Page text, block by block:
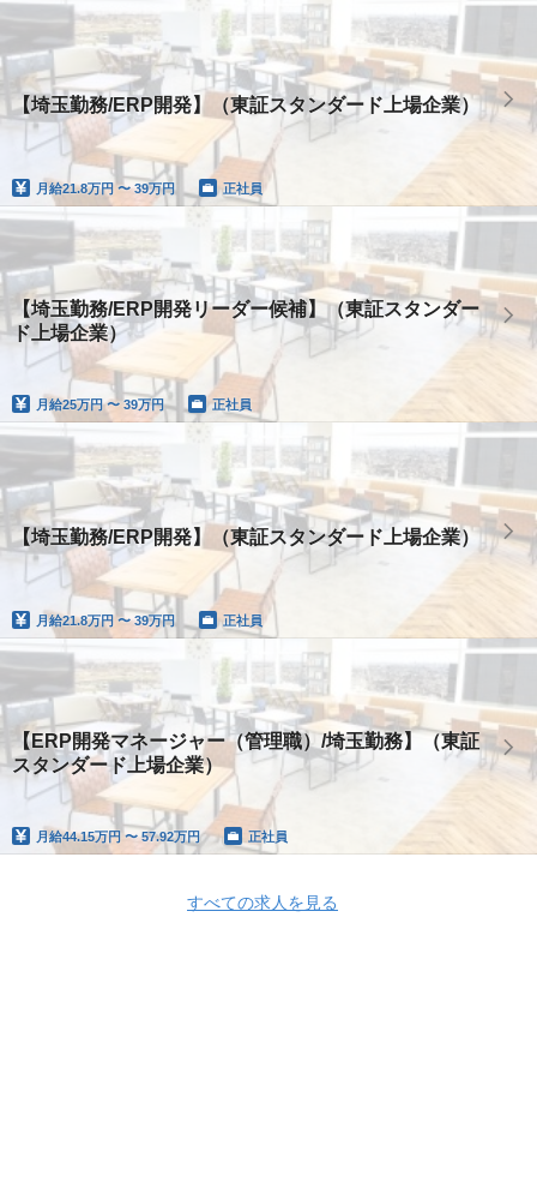
【埼玉勤務/ERP開発】（東証スタンダード上場企業）
月給21.8万円 〜 39万円 正社員
【埼玉勤務/ERP開発リーダー候補】（東証スタンダー
ド上場企業）
月給25万円 〜 39万円 正社員
【埼玉勤務/ERP開発】（東証スタンダード上場企業）
月給21.8万円 〜 39万円 正社員
【ERP開発マネージャー（管理職）/埼玉勤務】（東証
スタンダード上場企業）
月給44.15万円 〜 57.92万円 正社員
すべての求人を見る